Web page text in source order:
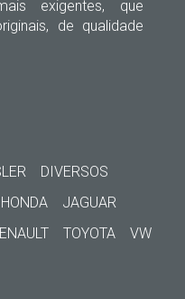
exigentes, que
de qualidade
DIVERSOS
HONDA
JAGUAR
TOYOTA
VW